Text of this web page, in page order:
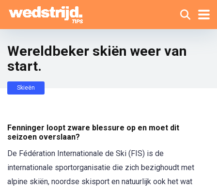
Wereldbeker skiën weer van
start.
Skieën
Fenninger loopt zware blessure op en moet dit
seizoen overslaan?
De Fédération Internationale de Ski (FIS) is de
internationale sportorganisatie die zich bezighoudt met
alpine skiën, noordse skisport en natuurlijk ook het wat